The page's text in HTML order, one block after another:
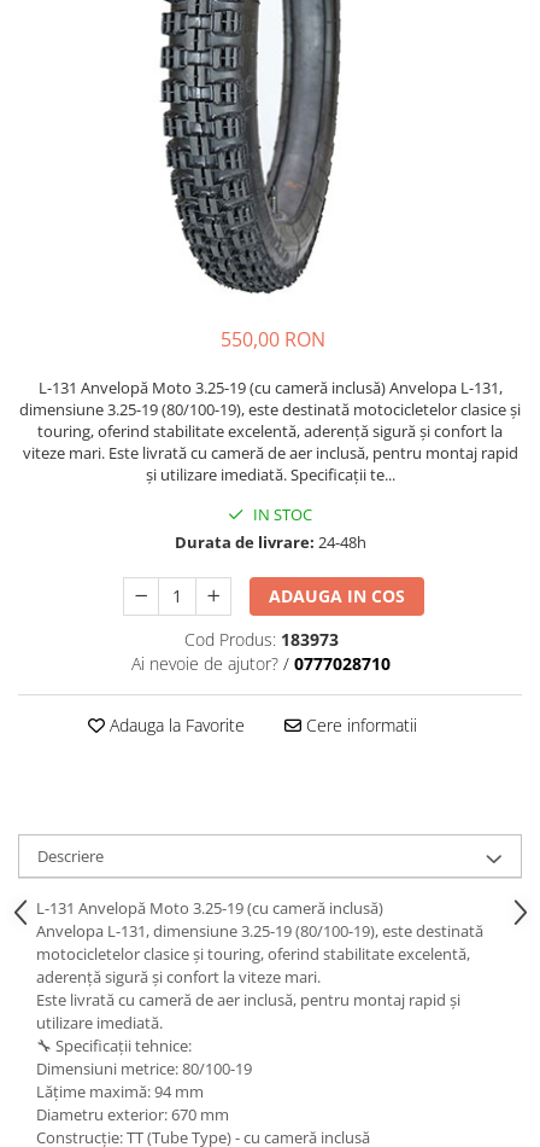
https://www.doctortrotineta.ro/lumini
https://www.doctortrotineta.ro/cadru
550,00 RON
L-131 Anvelopă Moto 3.25-19 (cu cameră inclusă) Anvelopa L-131,
dimensiune 3.25-19 (80/100-19), este destinată motocicletelor clasice și
touring, oferind stabilitate excelentă, aderență sigură și confort la
viteze mari. Este livrată cu cameră de aer inclusă, pentru montaj rapid
și utilizare imediată. Specificații te...
IN STOC
Durata de livrare: 24-48h
ADAUGA IN COS
Cod Produs: 183973
Ai nevoie de ajutor? / 0777028710
Adauga la Favorite Cere informatii
Descriere
L-131 Anvelopă Moto 3.25-19 (cu cameră inclusă)
Anvelopa L-131, dimensiune 3.25-19 (80/100-19), este destinată
motocicletelor clasice și touring, oferind stabilitate excelentă,
aderență sigură și confort la viteze mari.
Este livrată cu cameră de aer inclusă, pentru montaj rapid și
utilizare imediată.
🔧 Specificații tehnice:
Dimensiuni metrice: 80/100-19
Lățime maximă: 94 mm
Diametru exterior: 670 mm
Construcție: TT (Tube Type) - cu cameră inclusă